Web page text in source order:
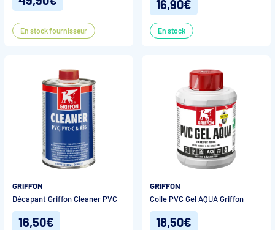
En stock fournisseur
16,90€
En stock
GRIFFON
Décapant Griffon Cleaner PVC
16,50€
GRIFFON
Colle PVC Gel AQUA Griffon
18,50€